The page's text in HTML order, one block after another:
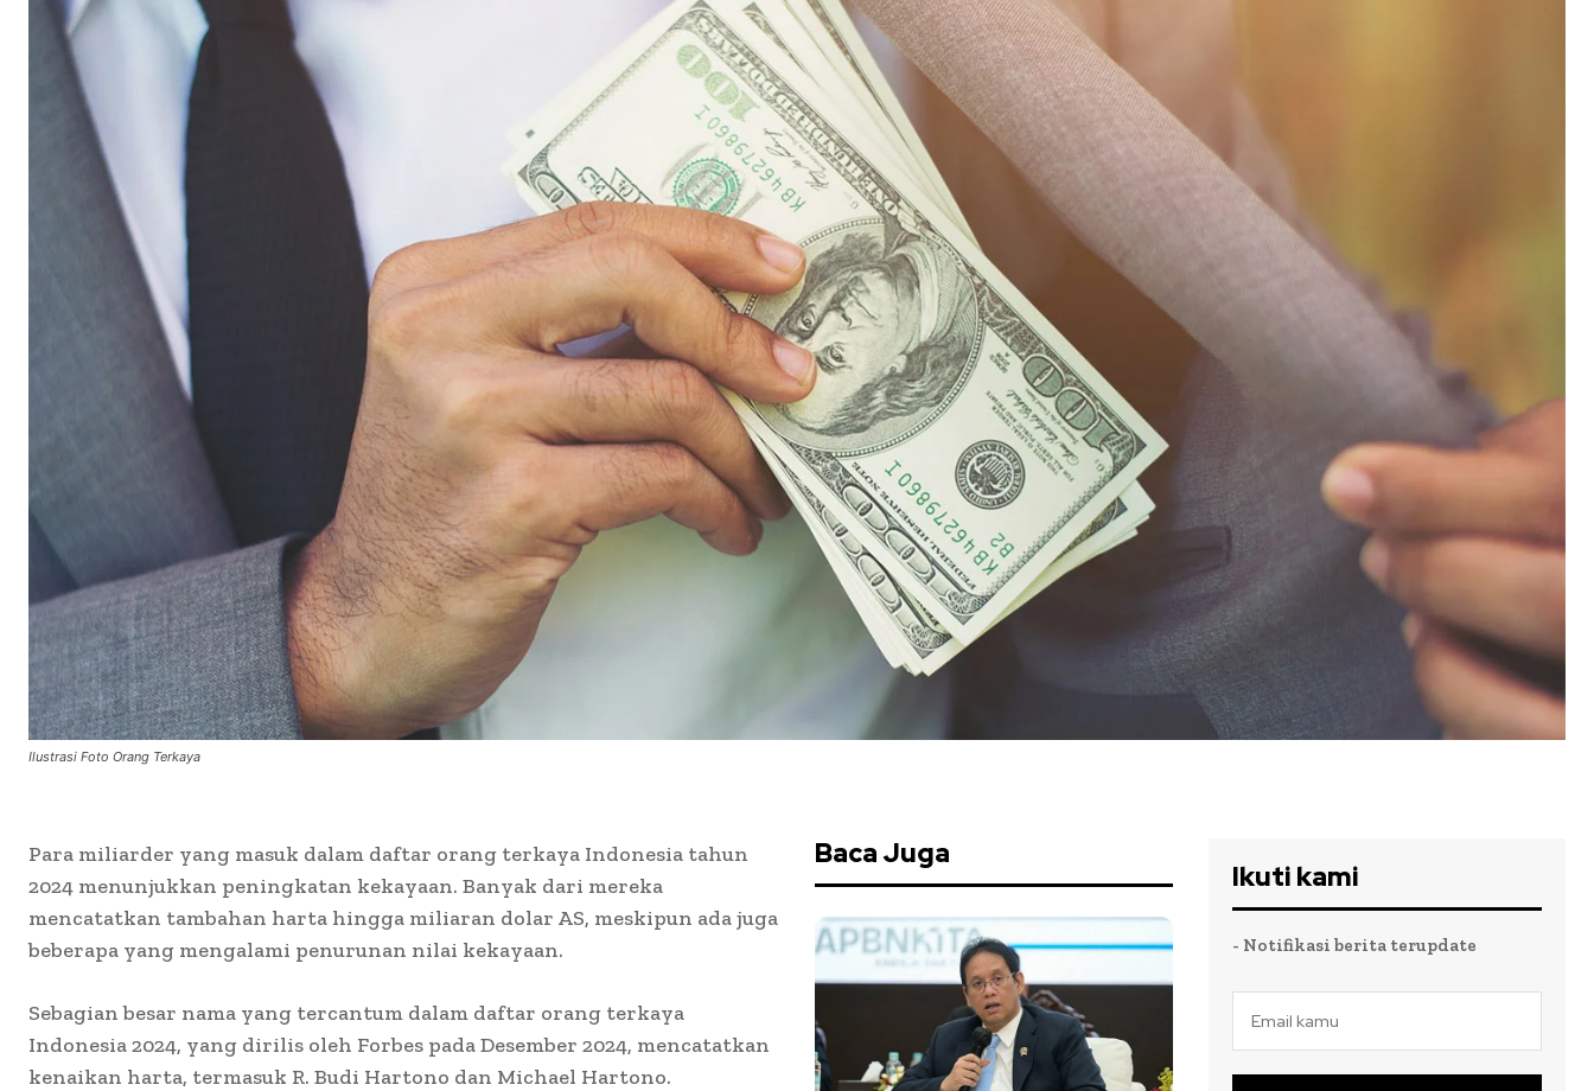
Ilustrasi Foto Orang Terkaya
Para miliarder yang masuk dalam daftar orang terkaya Indonesia tahun
2024 menunjukkan peningkatan kekayaan. Banyak dari mereka
mencatatkan tambahan harta hingga miliaran dolar AS, meskipun ada juga
beberapa yang mengalami penurunan nilai kekayaan.
Sebagian besar nama yang tercantum dalam daftar orang terkaya
Indonesia 2024, yang dirilis oleh Forbes pada Desember 2024, mencatatkan
kenaikan harta, termasuk R. Budi Hartono dan Michael Hartono.
Baca Juga
Ikuti kami
- Notifikasi berita terupdate